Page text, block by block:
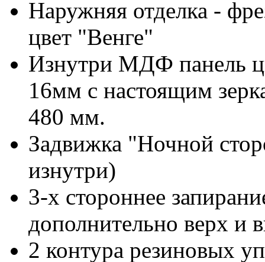
Наружняя отделка -
цвет "Венге"
Изнутри МДФ панель
16мм с настоящим
480 мм.
Задвижка "Ночной
изнутри)
3-х стороннее
дополнительно верх и
2 контура резиновых